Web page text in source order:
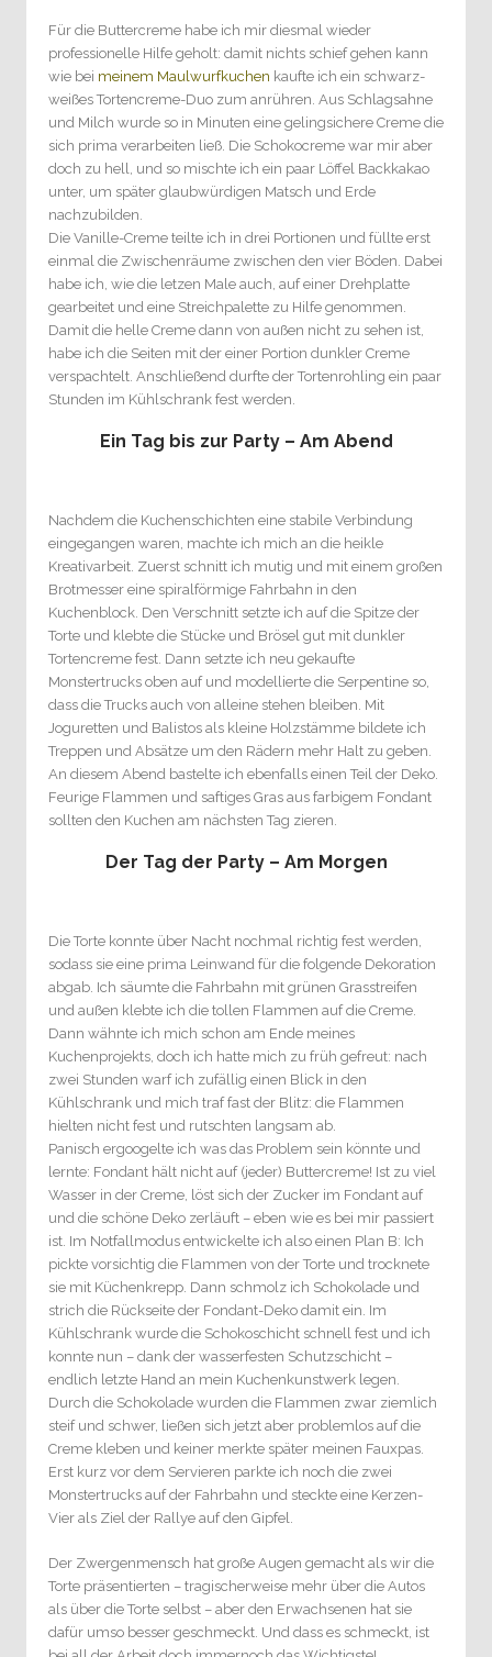
Für die Buttercreme habe ich mir diesmal wieder
professionelle Hilfe geholt: damit nichts schief gehen kann
wie bei meinem Maulwurfkuchen kaufte ich ein schwarz-
weißes Tortencreme-Duo zum anrühren. Aus Schlagsahne
und Milch wurde so in Minuten eine gelingsichere Creme die
sich prima verarbeiten ließ. Die Schokocreme war mir aber
doch zu hell, und so mischte ich ein paar Löffel Backkakao
unter, um später glaubwürdigen Matsch und Erde
nachzubilden.
Die Vanille-Creme teilte ich in drei Portionen und füllte erst
einmal die Zwischenräume zwischen den vier Böden. Dabei
habe ich, wie die letzen Male auch, auf einer Drehplatte
gearbeitet und eine Streichpalette zu Hilfe genommen.
Damit die helle Creme dann von außen nicht zu sehen ist,
habe ich die Seiten mit der einer Portion dunkler Creme
verspachtelt. Anschließend durfte der Tortenrohling ein paar
Stunden im Kühlschrank fest werden.
Ein Tag bis zur Party – Am Abend
Nachdem die Kuchenschichten eine stabile Verbindung
eingegangen waren, machte ich mich an die heikle
Kreativarbeit. Zuerst schnitt ich mutig und mit einem großen
Brotmesser eine spiralförmige Fahrbahn in den
Kuchenblock. Den Verschnitt setzte ich auf die Spitze der
Torte und klebte die Stücke und Brösel gut mit dunkler
Tortencreme fest. Dann setzte ich neu gekaufte
Monstertrucks oben auf und modellierte die Serpentine so,
dass die Trucks auch von alleine stehen bleiben. Mit
Joguretten und Balistos als kleine Holzstämme bildete ich
Treppen und Absätze um den Rädern mehr Halt zu geben.
An diesem Abend bastelte ich ebenfalls einen Teil der Deko.
Feurige Flammen und saftiges Gras aus farbigem Fondant
sollten den Kuchen am nächsten Tag zieren.
Der Tag der Party – Am Morgen
Die Torte konnte über Nacht nochmal richtig fest werden,
sodass sie eine prima Leinwand für die folgende Dekoration
abgab. Ich säumte die Fahrbahn mit grünen Grasstreifen
und außen klebte ich die tollen Flammen auf die Creme.
Dann wähnte ich mich schon am Ende meines
Kuchenprojekts, doch ich hatte mich zu früh gefreut: nach
zwei Stunden warf ich zufällig einen Blick in den
Kühlschrank und mich traf fast der Blitz: die Flammen
hielten nicht fest und rutschten langsam ab.
Panisch ergoogelte ich was das Problem sein könnte und
lernte: Fondant hält nicht auf (jeder) Buttercreme! Ist zu viel
Wasser in der Creme, löst sich der Zucker im Fondant auf
und die schöne Deko zerläuft – eben wie es bei mir passiert
ist. Im Notfallmodus entwickelte ich also einen Plan B: Ich
pickte vorsichtig die Flammen von der Torte und trocknete
sie mit Küchenkrepp. Dann schmolz ich Schokolade und
strich die Rückseite der Fondant-Deko damit ein. Im
Kühlschrank wurde die Schokoschicht schnell fest und ich
konnte nun – dank der wasserfesten Schutzschicht –
endlich letzte Hand an mein Kuchenkunstwerk legen.
Durch die Schokolade wurden die Flammen zwar ziemlich
steif und schwer, ließen sich jetzt aber problemlos auf die
Creme kleben und keiner merkte später meinen Fauxpas.
Erst kurz vor dem Servieren parkte ich noch die zwei
Monstertrucks auf der Fahrbahn und steckte eine Kerzen-
Vier als Ziel der Rallye auf den Gipfel.
Der Zwergenmensch hat große Augen gemacht als wir die
Torte präsentierten – tragischerweise mehr über die Autos
als über die Torte selbst – aber den Erwachsenen hat sie
dafür umso besser geschmeckt. Und dass es schmeckt, ist